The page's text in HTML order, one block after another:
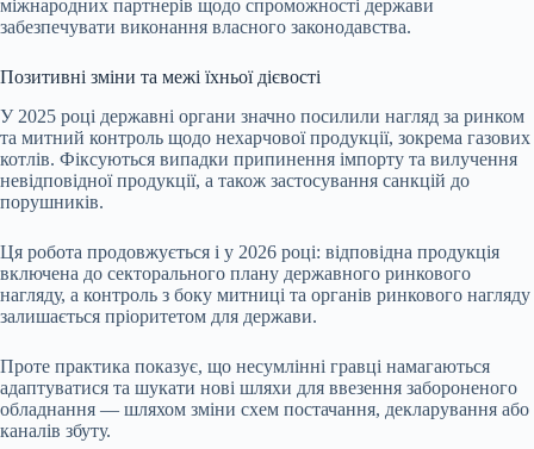
міжнародних партнерів щодо спроможності держави
забезпечувати виконання власного законодавства.
Позитивні зміни та межі їхньої дієвості
У 2025 році державні органи значно посилили нагляд за ринком
та митний контроль щодо нехарчової продукції, зокрема газових
котлів. Фіксуються випадки припинення імпорту та вилучення
невідповідної продукції, а також застосування санкцій до
порушників.
Ця робота продовжується і у 2026 році: відповідна продукція
включена до секторального плану державного ринкового
нагляду, а контроль з боку митниці та органів ринкового нагляду
залишається пріоритетом для держави.
Проте практика показує, що несумлінні гравці намагаються
адаптуватися та шукати нові шляхи для ввезення забороненого
обладнання — шляхом зміни схем постачання, декларування або
каналів збуту.